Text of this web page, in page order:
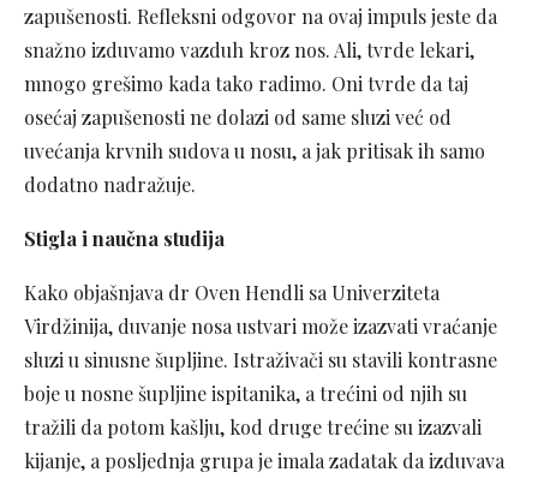
zapušenosti. Refleksni odgovor na ovaj impuls jeste da
snažno izduvamo vazduh kroz nos. Ali, tvrde lekari,
mnogo grešimo kada tako radimo. Oni tvrde da taj
osećaj zapušenosti ne dolazi od same sluzi već od
uvećanja krvnih sudova u nosu, a jak pritisak ih samo
dodatno nadražuje.
Stigla i naučna studija
Kako objašnjava dr Oven Hendli sa Univerziteta
Virdžinija, duvanje nosa ustvari može izazvati vraćanje
sluzi u sinusne šupljine. Istraživači su stavili kontrasne
boje u nosne šupljine ispitanika, a trećini od njih su
tražili da potom kašlju, kod druge trećine su izazvali
kijanje, a posljednja grupa je imala zadatak da izduvava